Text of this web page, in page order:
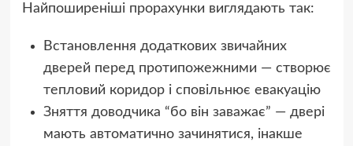
Найпоширеніші прорахунки виглядають так:
Встановлення додаткових звичайних
дверей перед протипожежними — створює
тепловий коридор і сповільнює евакуацію
Зняття доводчика “бо він заважає” — двері
мають автоматично зачинятися, інакше